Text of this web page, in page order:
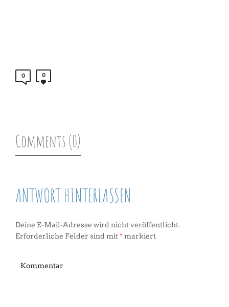
0 0
Comments (0)
ANTWORT HINTERLASSEN
Deine E-Mail-Adresse wird nicht veröffentlicht.
Erforderliche Felder sind mit* markiert